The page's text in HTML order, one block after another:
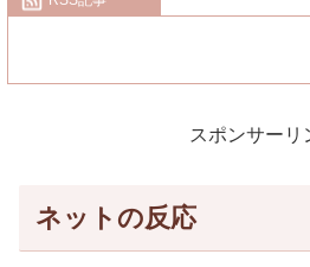
スポンサーリ
ネットの反応